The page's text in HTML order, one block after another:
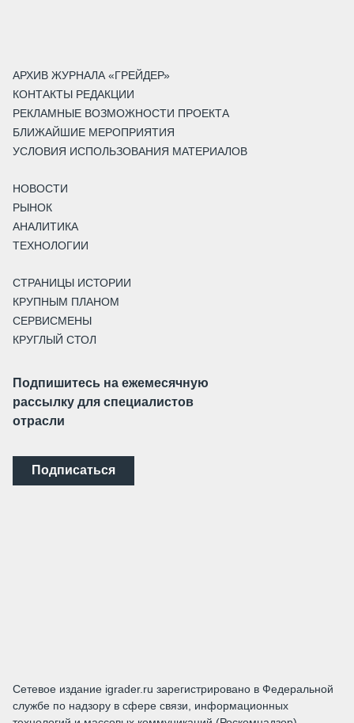
АРХИВ ЖУРНАЛА «ГРЕЙДЕР»
КОНТАКТЫ РЕДАКЦИИ
РЕКЛАМНЫЕ ВОЗМОЖНОСТИ ПРОЕКТА
БЛИЖАЙШИЕ МЕРОПРИЯТИЯ
УСЛОВИЯ ИСПОЛЬЗОВАНИЯ МАТЕРИАЛОВ
НОВОСТИ
РЫНОК
АНАЛИТИКА
ТЕХНОЛОГИИ
СТРАНИЦЫ ИСТОРИИ
КРУПНЫМ ПЛАНОМ
СЕРВИСМЕНЫ
КРУГЛЫЙ СТОЛ
Подпишитесь на ежемесячную
рассылку для специалистов
отрасли
Подписаться
Сетевое издание igrader.ru зарегистрировано в Федеральной
службе по надзору в сфере связи, информационных